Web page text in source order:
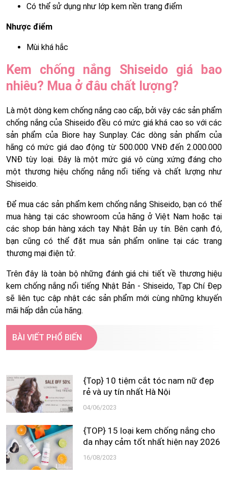
Có thể sử dụng như lớp kem nền trang điểm
Nhược điểm
Mùi khá hắc
Kem chống nắng Shiseido giá bao
nhiêu? Mua ở đâu chất lượng?
Là một dòng kem chống nắng cao cấp, bởi vậy các sản phẩm
chống nắng của Shiseido đều có mức giá khá cao so với các
sản phẩm của Biore hay Sunplay. Các dòng sản phẩm của
hãng có mức giá dao động từ 500.000 VNĐ đến 2.000.000
VNĐ tùy loại. Đây là một mức giá vô cùng xứng đáng cho
một thương hiệu chống nắng nổi tiếng và chất lượng như
Shiseido.
Để mua các sản phẩm kem chống nắng Shiseido, bạn có thể
mua hàng tại các showroom của hãng ở Việt Nam hoặc tại
các shop bán hàng xách tay Nhật Bản uy tín. Bên cạnh đó,
bạn cũng có thể đặt mua sản phẩm online tại các trang
thương mại điện tử.
Trên đây là toàn bộ những đánh giá chi tiết về thương hiệu
kem chống nắng nổi tiếng Nhật Bản - Shiseido, Tạp Chí Đẹp
sẽ liên tục cập nhật các sản phẩm mới cùng những khuyến
mãi hấp dẫn của hãng.
BÀI VIẾT PHỔ BIẾN
{Top} 10 tiệm cắt tóc nam nữ đẹp
rẻ và uy tín nhất Hà Nội
04/06/2023
{TOP} 15 loại kem chống nắng cho
da nhạy cảm tốt nhất hiện nay 2026
16/08/2023